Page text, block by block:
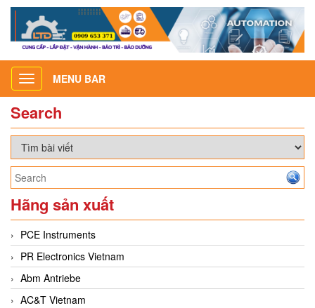
Toggle
navigation
MENU BAR
Search
Hãng sản xuất
PCE Instruments
PR Electronics Vietnam
Abm Antriebe
AC&T Vietnam